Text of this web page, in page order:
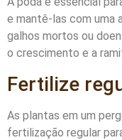
e mantê-las com uma
galhos mortos ou
o crescimento e a
Fertilize
As plantas em um
fertilização regular